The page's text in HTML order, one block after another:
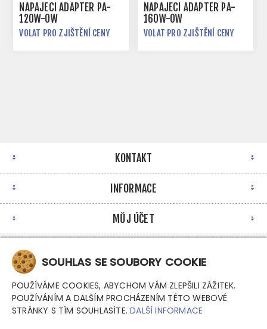
NAPÁJECÍ ADAPTÉR PA-
120W-OW
VOLAT PRO ZJIŠTĚNÍ CENY
NAPÁJECÍ ADAPTÉR PA-
160W-OW
VOLAT PRO ZJIŠTĚNÍ CENY
KONTAKT
INFORMACE
MŮJ ÚČET
SOUHLAS SE SOUBORY COOKIE
POUŽÍVÁME COOKIES, ABYCHOM VÁM ZLEPŠILI ZÁŽITEK.
POUŽÍVÁNÍM A DALŠÍM PROCHÁZENÍM TÉTO WEBOVÉ
STRÁNKY S TÍM SOUHLASÍTE.DALŠÍ INFORMACE